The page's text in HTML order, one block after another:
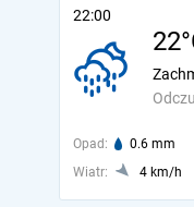
22:00
Opad: 0.6 mm
Wiatr:
4 km/h